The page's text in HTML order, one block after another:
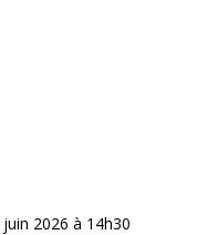
2026 à 14h30